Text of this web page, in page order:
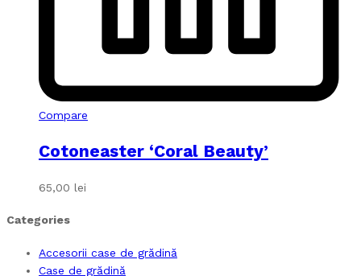
Compare
Cotoneaster ‘Coral Beauty’
65,00 lei
Categories
Accesorii case de grădină
Case de grădină